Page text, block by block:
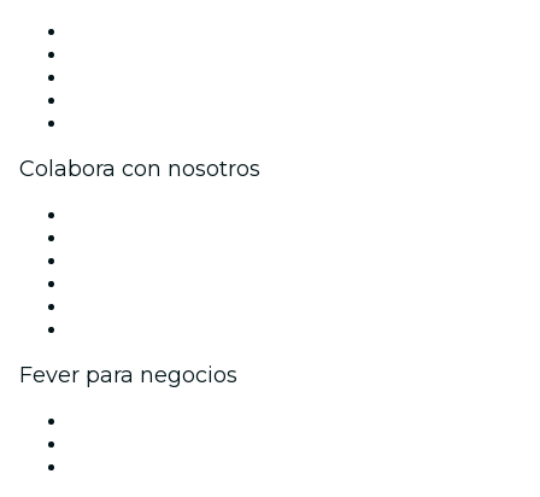
Colabora con nosotros
Fever para negocios